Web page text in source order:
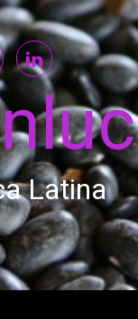
Latina